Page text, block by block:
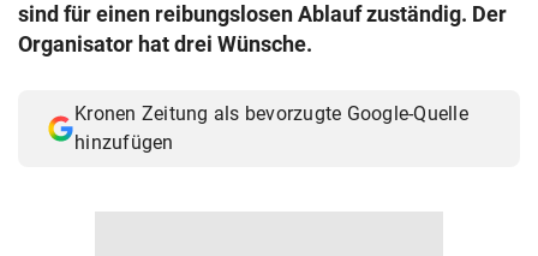
sind für einen reibungslosen Ablauf zuständig. Der
Organisator hat drei Wünsche.
Kronen Zeitung als bevorzugte Google-Quelle
hinzufügen